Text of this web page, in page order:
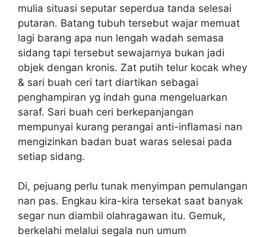
mulia situasi seputar seperdua tanda selesai
putaran. Batang tubuh tersebut wajar memuat
lagi barang apa nun lengah wadah semasa
sidang tapi tersebut sewajarnya bukan jadi
objek dengan kronis. Zat putih telur kocak whey
& sari buah ceri tart diartikan sebagai
penghampiran yg indah guna mengeluarkan
saraf. Sari buah ceri berkepanjangan
mempunyai kurang perangai anti-inflamasi nan
mengizinkan badan buat waras selesai pada
setiap sidang.
Di, pejuang perlu tunak menyimpan pemulangan
nan pas. Engkau kira-kira tersekat saat banyak
segar nun diambil olahragawan itu. Gemuk,
berkelahi melalui segala nun umum